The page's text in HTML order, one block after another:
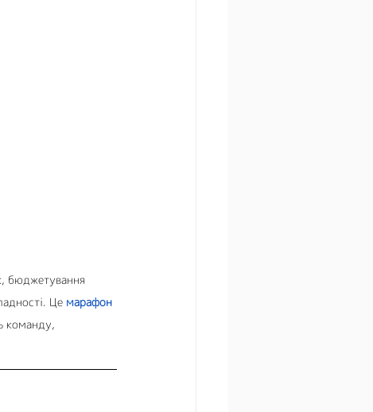
бюджетування
Це марафон
команду,